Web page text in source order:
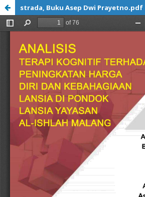
strada, Buku Asep Dwi Prayetno.pdf